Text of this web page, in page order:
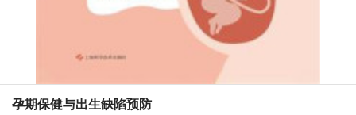
孕期保健与出生缺陷预防